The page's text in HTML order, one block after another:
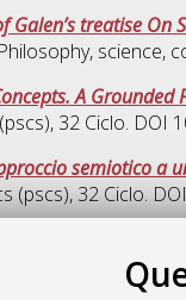
Galen’s treatise
Philosophy, science,
A Grounded
, 32 Ciclo. DOI
semiotico a
(pscs), 32 Ciclo.